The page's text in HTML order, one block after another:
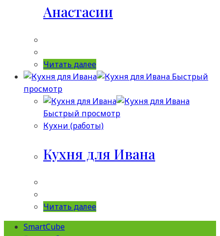
Анастасии
Читать далее
Быстрый
просмотр
Быстрый просмотр
Кухни (работы)
Кухня для Ивана
Читать далее
SmartCube